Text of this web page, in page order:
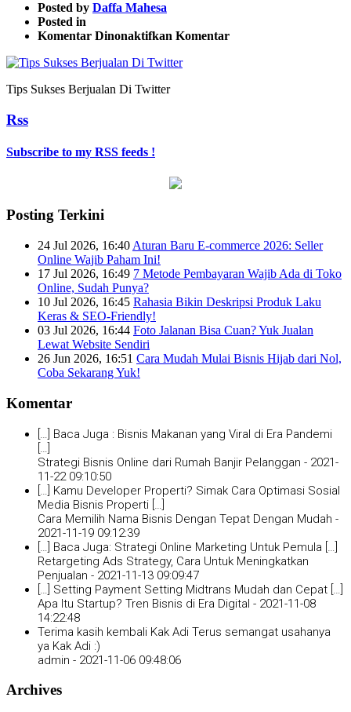
Posted by Daffa Mahesa
Posted in
Komentar Dinonaktifkan pada
Sukses
Komentar
Tips Sukses Berjualan Di Twitter
Rss
Subscribe to my RSS feeds !
Posting Terkini
24 Jul 2026, 16:40 Aturan Baru E-commerce 2026: Seller
Online Wajib Paham Ini!
17 Jul 2026, 16:49 7 Metode Pembayaran Wajib Ada di Toko
Online, Sudah Punya?
10 Jul 2026, 16:45 Rahasia Bikin Deskripsi Produk Laku
Keras & SEO-Friendly!
03 Jul 2026, 16:44 Foto Jalanan Bisa Cuan? Yuk Jualan
Lewat Website Sendiri
26 Jun 2026, 16:51 Cara Mudah Mulai Bisnis Hijab dari Nol,
Coba Sekarang Yuk!
Komentar
[…] Baca Juga : Bisnis Makanan yang Viral di Era Pandemi
Strategi Bisnis Online dari Rumah Banjir Pelanggan - 2021-
11-22 09:10:50
[…] Kamu Developer Properti? Simak Cara Optimasi Sosial
Media Bisnis Properti […]
Cara Memilih Nama Bisnis Dengan Tepat Dengan Mudah -
2021-11-19 09:12:39
[…] Baca Juga: Strategi Online Marketing Untuk Pemula […]
Retargeting Ads Strategy, Cara Untuk Meningkatkan
Penjualan - 2021-11-13 09:09:47
[…] Setting Payment Setting Midtrans Mudah dan Cepat […]
Apa Itu Startup? Tren Bisnis di Era Digital - 2021-11-08
14:22:48
Terima kasih kembali Kak Adi Terus semangat usahanya
ya Kak Adi :)
admin - 2021-11-06 09:48:06
Archives